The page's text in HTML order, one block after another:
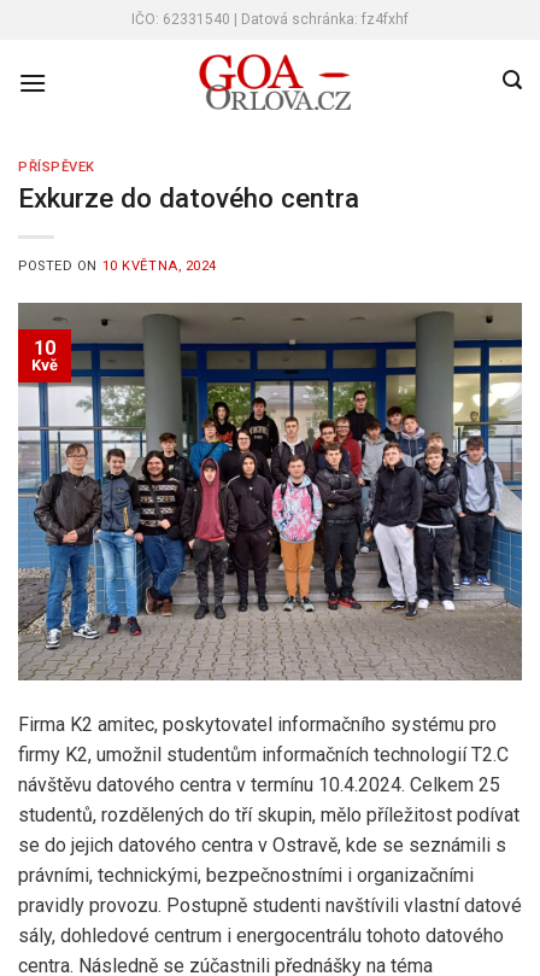
content
IČO: 62331540 | Datová schránka: fz4fxhf
PŘÍSPĚVEK
Exkurze do datového centra
POSTED ON 10 KVĚTNA, 2024
10
Kvě
Firma K2 amitec, poskytovatel informačního systému pro
firmy K2, umožnil studentům informačních technologií T2.C
návštěvu datového centra v termínu 10.4.2024. Celkem 25
studentů, rozdělených do tří skupin, mělo příležitost podívat
se do jejich datového centra v Ostravě, kde se seznámili s
právními, technickými, bezpečnostními i organizačními
pravidly provozu. Postupně studenti navštívili vlastní datové
sály, dohledové centrum i energocentrálu tohoto datového
centra. Následně se zúčastnili přednášky na téma